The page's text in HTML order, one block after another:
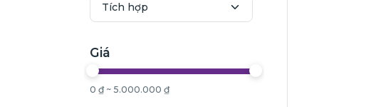
Giá
0 ₫ ~ 5.000.000 ₫